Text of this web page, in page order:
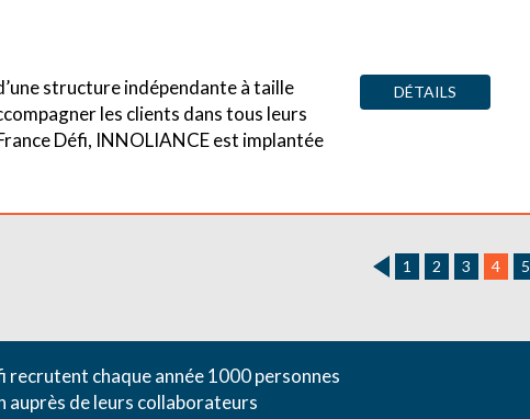
structure indépendante à taille
les clients dans tous leurs
Défi, INNOLIANCE est implantée
DÉTAILS
1 2 3 4 5
recrutent chaque année 1000 personnes
auprès de leurs collaborateurs